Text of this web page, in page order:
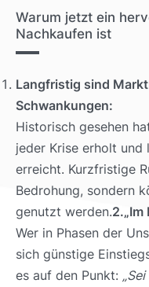
Warum jetzt ein
Nachkaufen ist
Langfristig sind
Schwankungen:
Historisch gesehen
jeder Krise erholt
erreicht. Kurzfristige
Bedrohung, sondern
genutzt werden.2.„Im
Wer in Phasen der
sich günstige
es auf den Punkt: